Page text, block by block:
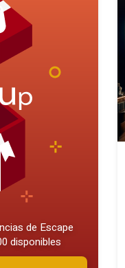
de Escape
disponibles